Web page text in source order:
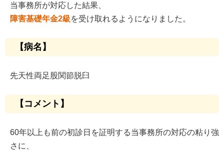
当事務所が対応した結果、
障害基礎年金2級を受け取れるようになりました。
【病名】
先天性両足股関節脱臼
【コメント】
60年以上も前の初診日を証明する当事務所の対応の粘り強
さに、